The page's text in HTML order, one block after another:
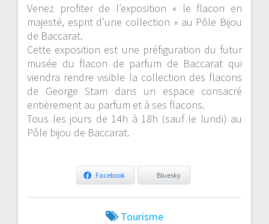
Venez profiter de l’exposition « le flacon en
majesté, esprit d’une collection » au Pôle Bijou
de Baccarat.
Cette exposition est une préfiguration du futur
musée du flacon de parfum de Baccarat qui
viendra rendre visible la collection des flacons
de George Stam dans un espace consacré
entièrement au parfum et à ses flacons.
Tous les jours de 14h à 18h (sauf le lundi) au
Pôle bijou de Baccarat.
Facebook Bluesky
Tourisme